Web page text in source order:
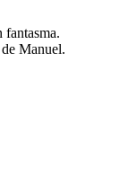
fantasma.
Manuel.